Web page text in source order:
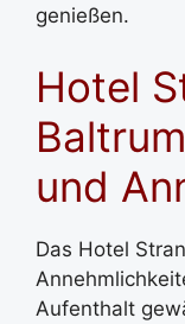
genießen.
Hotel
und
Das Hotel
Aufenthalt